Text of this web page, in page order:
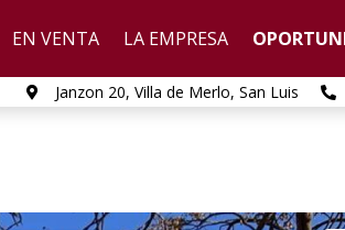
EN VENTA LA EMPRESA
 Janzon 20, Villa de Merlo, San Luis 